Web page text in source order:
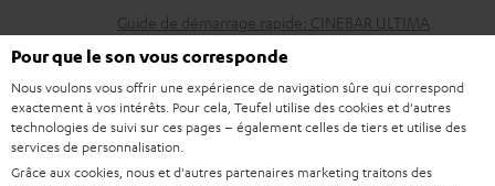
D
o
c
u
m
Guide de démarrage rapide: CINEBAR ULTIMA
Livret de sécurité: CINEBAR ULTIMA Surround "4.0-
Set"
Mode d’emploi: CINEBAR ULTIMA
Pour que le son vous corresponde
Nous voulons vous offrir une expérience de navigation sûre qui correspond
exactement à vos intérêts. Pour cela, Teufel utilise des cookies et d'autres
technologies de suivi sur ces pages – également celles de tiers et utilise des
services de personnalisation.
Grâce aux cookies, nous et d'autres partenaires marketing traitons des